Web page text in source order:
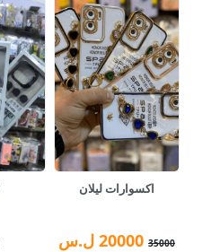
اكسوارات ليلان
35000
20000 ل.س